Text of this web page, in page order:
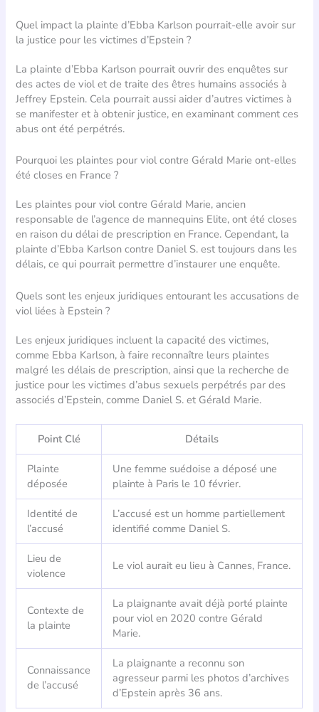
Quel impact la plainte d’Ebba Karlson pourrait-elle avoir sur
la justice pour les victimes d’Epstein ?
La plainte d’Ebba Karlson pourrait ouvrir des enquêtes sur
des actes de viol et de traite des êtres humains associés à
Jeffrey Epstein. Cela pourrait aussi aider d’autres victimes à
se manifester et à obtenir justice, en examinant comment ces
abus ont été perpétrés.
Pourquoi les plaintes pour viol contre Gérald Marie ont-elles
été closes en France ?
Les plaintes pour viol contre Gérald Marie, ancien
responsable de l’agence de mannequins Elite, ont été closes
en raison du délai de prescription en France. Cependant, la
plainte d’Ebba Karlson contre Daniel S. est toujours dans les
délais, ce qui pourrait permettre d’instaurer une enquête.
Quels sont les enjeux juridiques entourant les accusations de
viol liées à Epstein ?
Les enjeux juridiques incluent la capacité des victimes,
comme Ebba Karlson, à faire reconnaître leurs plaintes
malgré les délais de prescription, ainsi que la recherche de
justice pour les victimes d’abus sexuels perpétrés par des
associés d’Epstein, comme Daniel S. et Gérald Marie.
Point Clé Détails
Plainte
déposée
Une femme suédoise a déposé une
plainte à Paris le 10 février.
Identité de
l’accusé
L’accusé est un homme partiellement
identifié comme Daniel S.
Lieu de
violence
Le viol aurait eu lieu à Cannes, France.
Contexte de
la plainte
La plaignante avait déjà porté plainte
pour viol en 2020 contre Gérald
Marie.
Connaissance
de l’accusé
La plaignante a reconnu son
agresseur parmi les photos d’archives
d’Epstein après 36 ans.